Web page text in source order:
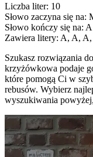
Liczba liter: 10
Słowo zaczyna się na:
Słowo kończy się na: A
Zawiera litery: A, A,
Szukasz rozwiązania
krzyżówkowa podaje
które pomogą Ci w
rebusów. Wybierz
wyszukiwania